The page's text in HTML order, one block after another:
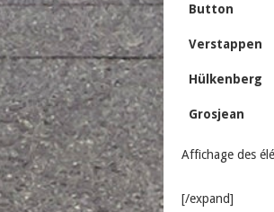
Button
Verstappen
Hülkenberg
Grosjean
Affichage des
[/expand]